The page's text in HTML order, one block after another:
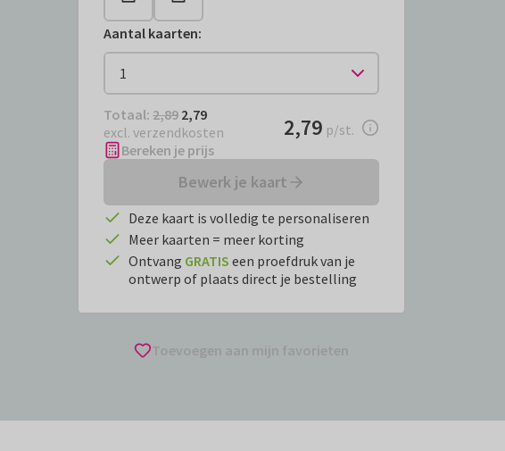
Aantal kaarten:
Totaal: € 2,79
Totaal: 2,89 2,79
excl. verzendkosten
€ 2,79per stuk
2,79 p/st.
Bereken je prijs
Bewerk je kaart
Deze kaart is volledig te personaliseren
Meer kaarten = meer korting
Ontvang GRATIS een proefdruk van je
ontwerp of plaats direct je bestelling